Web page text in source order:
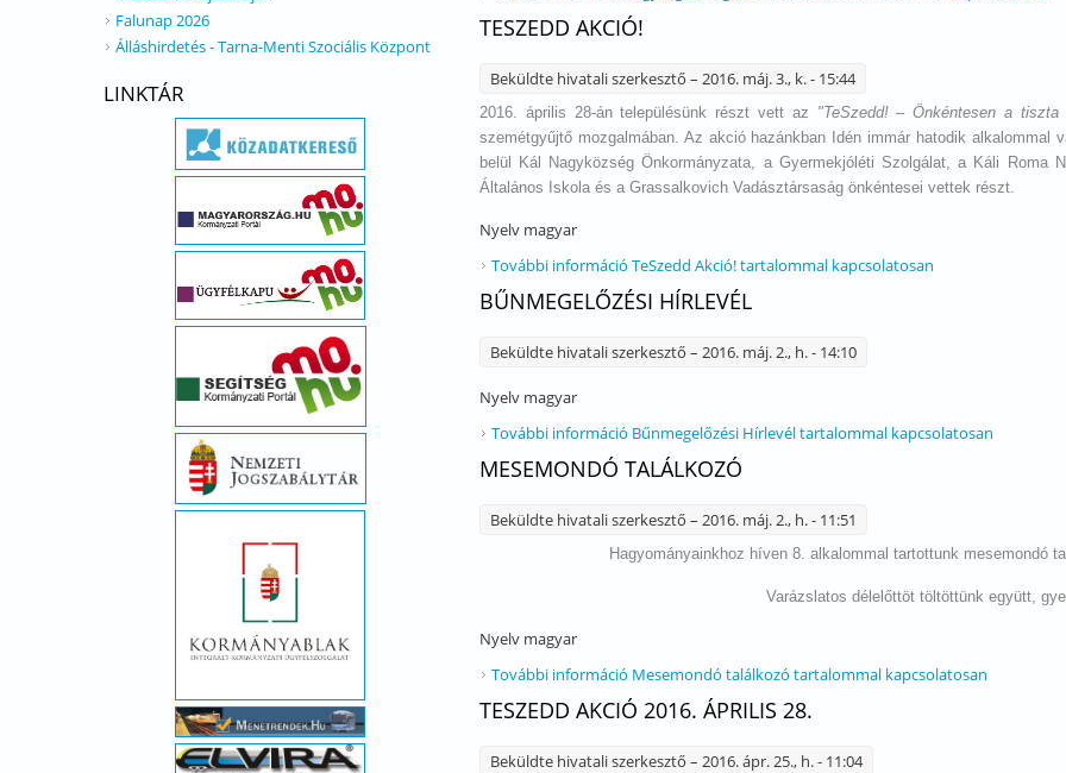
TESZEDD AKCIÓ!
Beküldte hivatali szerkesztő – 2016. máj. 3., k. - 15:44
2016. április 28-án településünk részt vett az "TeSzedd! – Önkéntesen a tiszta
szemétgyűjtő mozgalmában. Az akció hazánkban Idén immár hatodik alkalommal
belül Kál Nagyközség Önkormányzata, a Gyermekjóléti Szolgálat, a Káli
Általános Iskola és a Grassalkovich Vadásztársaság önkéntesei vettek részt.
Nyelv magyar
További információ TeSzedd Akció! tartalommal kapcsolatosan
BŰNMEGELŐZÉSI HÍRLEVÉL
Beküldte hivatali szerkesztő – 2016. máj. 2., h. - 14:10
Nyelv magyar
További információ Bűnmegelőzési Hírlevél tartalommal kapcsolatosan
MESEMONDÓ TALÁLKOZÓ
Beküldte hivatali szerkesztő – 2016. máj. 2., h. - 11:51
Hagyományainkhoz híven 8. alkalommal tartottunk mesemondó
Varázslatos délelőttöt töltöttünk együtt,
Nyelv magyar
További információ Mesemondó találkozó tartalommal kapcsolatosan
TESZEDD AKCIÓ 2016. ÁPRILIS 28.
Beküldte hivatali szerkesztő – 2016. ápr. 25., h. - 11:04
Falunap 2026
Álláshirdetés - Tarna-Menti Szociális Központ
LINKTÁR